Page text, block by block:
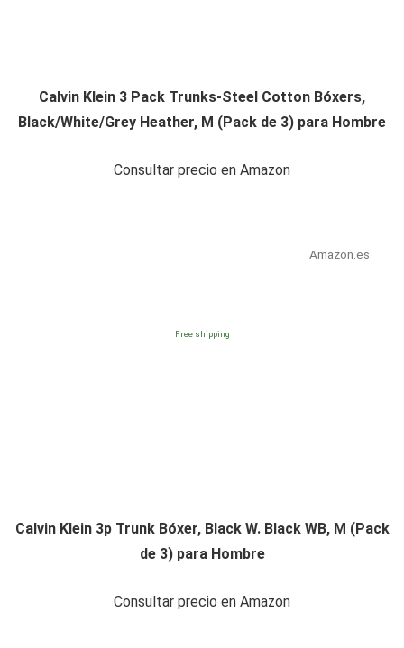
Calvin Klein 3 Pack Trunks-Steel Cotton Bóxers,
Black/White/Grey Heather, M (Pack de 3) para Hombre
Consultar precio en Amazon
Amazon.es
Free shipping
Calvin Klein 3p Trunk Bóxer, Black W. Black WB, M (Pack
de 3) para Hombre
Consultar precio en Amazon